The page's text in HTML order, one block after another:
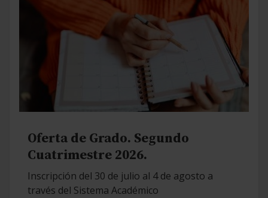
Oferta de Grado. Segundo
Cuatrimestre 2026.
Inscripción del 30 de julio al 4 de agosto a
través del Sistema Académico